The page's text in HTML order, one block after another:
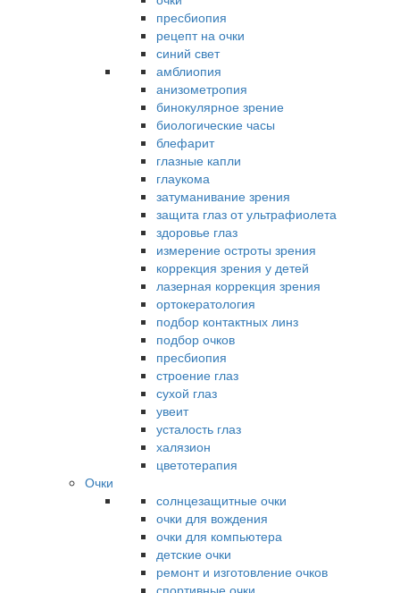
пресбиопия
рецепт на очки
синий свет
амблиопия
анизометропия
бинокулярное зрение
биологические часы
блефарит
глазные капли
глаукома
затуманивание зрения
защита глаз от ультрафиолета
здоровье глаз
измерение остроты зрения
коррекция зрения у детей
лазерная коррекция зрения
ортокератология
подбор контактных линз
подбор очков
пресбиопия
строение глаз
сухой глаз
увеит
усталость глаз
халязион
цветотерапия
Очки
солнцезащитные очки
очки для вождения
очки для компьютера
детские очки
ремонт и изготовление очков